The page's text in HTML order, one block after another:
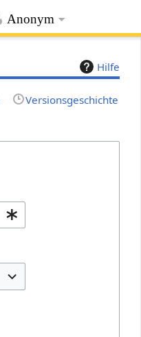
Anonym
Hilfe
Versionsgeschichte